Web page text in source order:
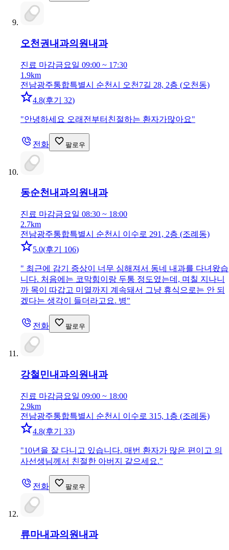
오천권내과의원 내과
진료 마감금요일 09:00 ~ 17:30
1.9km
전남광주통합특별시 순천시 오천7길 28, 2층 (오천동)
4.8(후기 32)
"안녕하세요 오래전부터친절하는 환자가많아요"
전화 팔로우
동순천내과의원내과
진료 마감금요일 08:30 ~ 18:00
2.7km
전남광주통합특별시 순천시 이수로 291, 2층 (조례동)
5.0(후기 106)
" 최근에 감기 증상이 너무 심해져서 동네 내과를 다녀왔습
니다. 처음에는 코막힘이랑 두통 정도였는데, 며칠 지나니
까 목이 따갑고 미열까지 계속돼서 그냥 휴식으로는 안 되
겠다는 생각이 들더라고요. 병"
전화 팔로우
강철민내과의원 내과
진료 마감금요일 09:00 ~ 18:00
2.9km
전남광주통합특별시 순천시 이수로 315, 1층 (조례동)
4.8(후기 33)
"10년을 잘 다니고 있습니다. 매번 환자가 많은 편이고 의
사선생님께서 친절한 아버지 같으세요."
전화 팔로우
류마내과의원내과